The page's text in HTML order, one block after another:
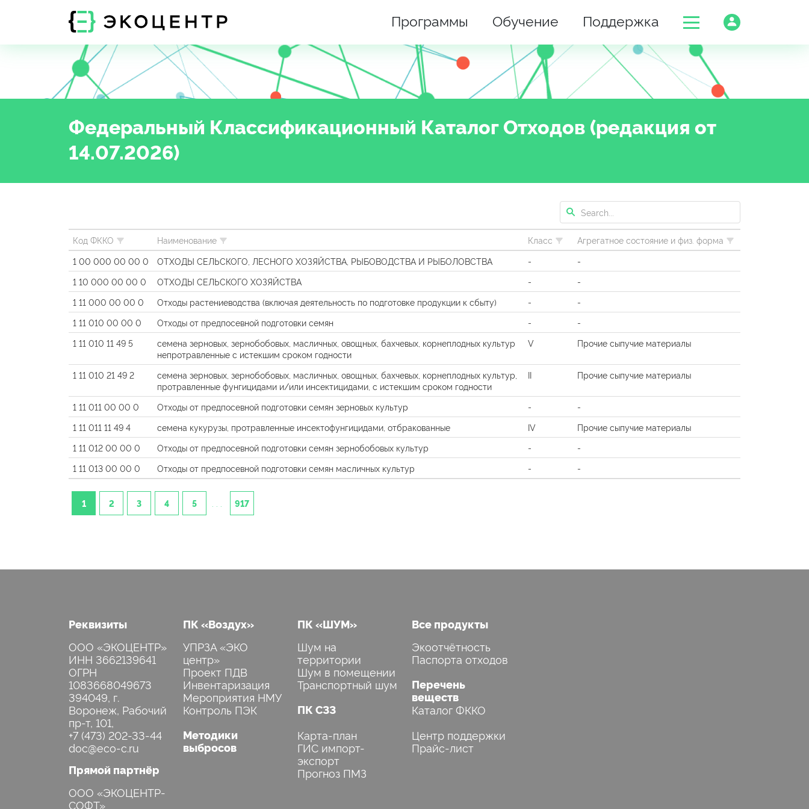
Программы Обучение Поддержка
Федеральный Классификационный Каталог Отходов (редакция от
14.07.2026)
Код ФККО Наименование Класс
Агрегатное состояние и физ. форма
1 00 000 00 00 0
ОТХОДЫ СЕЛЬСКОГО, ЛЕСНОГО ХОЗЯЙСТВА, РЫБОВОДСТВА И РЫБОЛОВСТВА -
-
1 10 000 00 00 0
ОТХОДЫ СЕЛЬСКОГО ХОЗЯЙСТВА -
-
1 11 000 00 00 0
Отходы растениеводства (включая деятельность по подготовке продукции к сбыту) -
-
1 11 010 00 00 0
Отходы от предпосевной подготовки семян -
-
1 11 010 11 49 5
семена зерновых, зернобобовых, масличных, овощных, бахчевых, корнеплодных культур
непротравленные с истекшим сроком годности
V Прочие сыпучие материалы
1 11 010 21 49 2
семена зерновых, зернобобовых, масличных, овощных, бахчевых, корнеплодных культур,
протравленные фунгицидами и/или инсектицидами, с истекшим сроком годности
II Прочие сыпучие материалы
1 11 011 00 00 0 Отходы от предпосевной подготовки семян зерновых культур -
-
1 11 011 11 49 4
семена кукурузы, протравленные инсектофунгицидами, отбракованные IV
Прочие сыпучие материалы
1 11 012 00 00 0
Отходы от предпосевной подготовки семян зернобобовых культур -
-
1 11 013 00 00 0
Отходы от предпосевной подготовки семян масличных культур - -
1 2 3 4 5 917
Реквизиты
ООО «ЭКОЦЕНТР»
ИНН 3662139641
ОГРН
1083668049673
394049, г.
Воронеж, Рабочий
+7 (473) 202-33-44
Прямой партнёр
ООО «ЭКОЦЕНТР-
СОФТ»
ПК «Воздух»
УПРЗА «ЭКО
центр»
Проект ПДВ
Инвентаризация
Мероприятия НМУ
Контроль ПЭК
Методики
выбросов
ПК «ШУМ»
Шум на
территории
Шум в помещении
Транспортный шум
ПК СЗЗ
Карта-план
ГИС импорт-
экспорт
Прогноз ПМЗ
Все продукты
Экоотчётность
Паспорта отходов
Перечень
веществ
Каталог ФККО
Центр поддержки
Прайс-лист